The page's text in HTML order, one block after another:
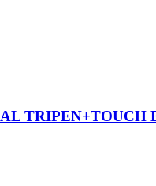
TRIPEN+TOUCH